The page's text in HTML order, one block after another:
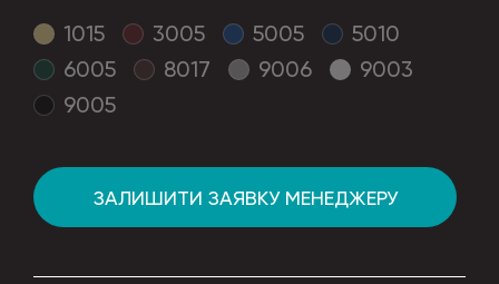
1015 3005 5005
5010
6005
8017 9006
9003
9005
ЗАЛИШИТИ ЗАЯВКУ МЕНЕДЖЕРУ